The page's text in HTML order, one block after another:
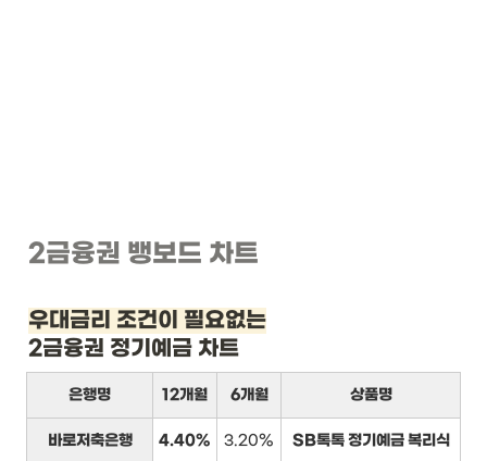
2금융권 뱅보드 차트
우대금리 조건이 필요없는
2금융권 정기예금 차트
은행명 12개월 6개월 상품명
바로저축은행 4.40% 3.20% SB톡톡 정기예금 복리식